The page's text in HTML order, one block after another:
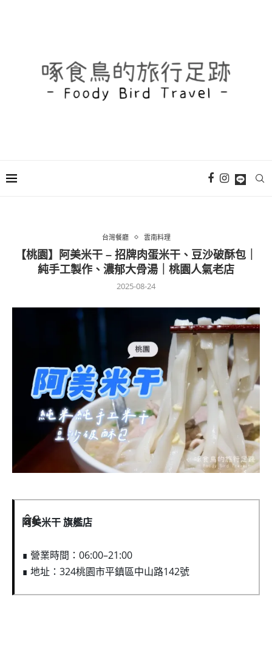
台灣餐廳 雲南料理
【桃園】阿美米干 – 招牌肉蛋米干、豆沙破酥包｜
純手工製作、濃郁大骨湯｜桃園人氣老店
2025-08-24
阿美米干 旗艦店
∎ 營業時間：06:00–21:00
∎ 地址：324桃園市平鎮區中山路142號